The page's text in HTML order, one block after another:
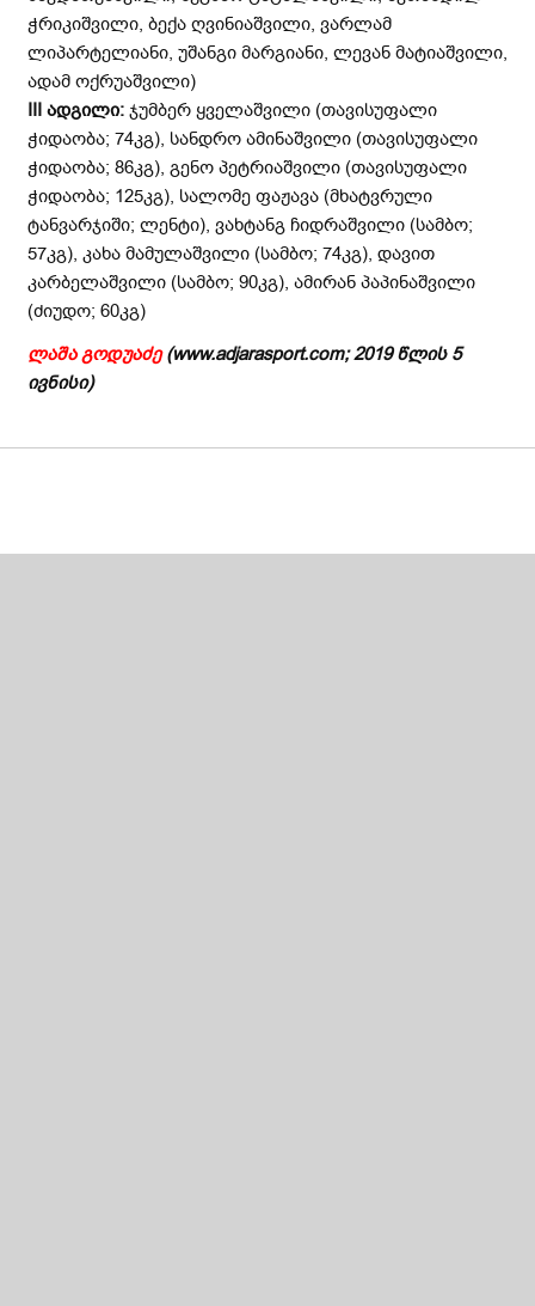
ჭრიკიშვილი, ბექა ღვინიაშვილი, ვარლამ
ლიპარტელიანი, უშანგი მარგიანი, ლევან მატიაშვილი,
ადამ ოქრუაშვილი)
IIIადგილი: ჯუმბერ ყველაშვილი (თავისუფალი
ჭიდაობა; 74კგ), სანდრო ამინაშვილი (თავისუფალი
ჭიდაობა; 86კგ), გენო პეტრიაშვილი (თავისუფალი
ჭიდაობა; 125კგ), სალომე ფაჟავა (მხატვრული
ტანვარჯიში; ლენტი), ვახტანგ ჩიდრაშვილი (სამბო;
57კგ), კახა მამულაშვილი (სამბო; 74კგ), დავით
კარბელაშვილი (სამბო; 90კგ), ამირან პაპინაშვილი
(ძიუდო; 60კგ)
ლაშა გოდუაძე(www.adjarasport.com; 2019წლის5
ივნისი)